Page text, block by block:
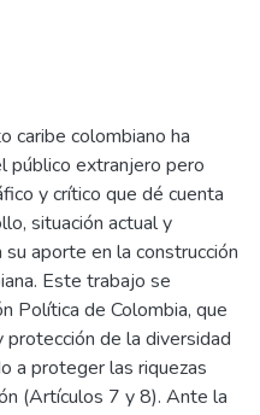
caribe colombiano ha
público extranjero pero
y crítico que dé cuenta
situación actual y
aporte en la construcción
Este trabajo se
Política de Colombia, que
de la diversidad
a proteger las riquezas
(Artículos 7 y 8). Ante la